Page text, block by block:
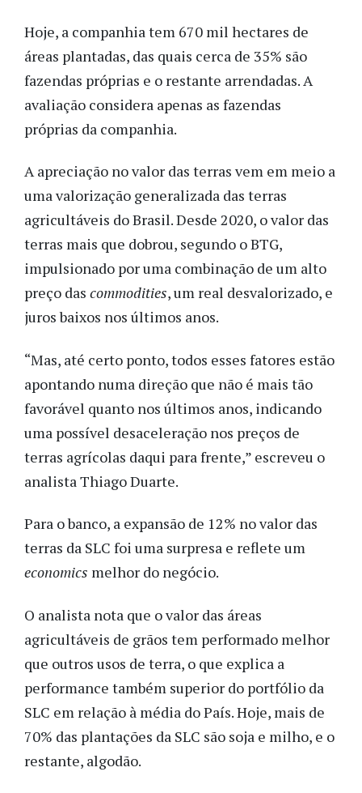
Hoje, a companhia tem 670 mil hectares de
áreas plantadas, das quais cerca de 35% são
fazendas próprias e o restante arrendadas. A
avaliação considera apenas as fazendas
próprias da companhia.
A apreciação no valor das terras vem em meio a
uma valorização generalizada das terras
agricultáveis do Brasil. Desde 2020, o valor das
terras mais que dobrou, segundo o BTG,
impulsionado por uma combinação de um alto
preço das commodities, um real desvalorizado, e
juros baixos nos últimos anos.
“Mas, até certo ponto, todos esses fatores estão
apontando numa direção que não é mais tão
favorável quanto nos últimos anos, indicando
uma possível desaceleração nos preços de
terras agrícolas daqui para frente,” escreveu o
analista Thiago Duarte.
Para o banco, a expansão de 12% no valor das
terras da SLC foi uma surpresa e reflete um
economics melhor do negócio.
O analista nota que o valor das áreas
agricultáveis de grãos tem performado melhor
que outros usos de terra, o que explica a
performance também superior do portfólio da
SLC em relação à média do País. Hoje, mais de
70% das plantações da SLC são soja e milho, e o
restante, algodão.